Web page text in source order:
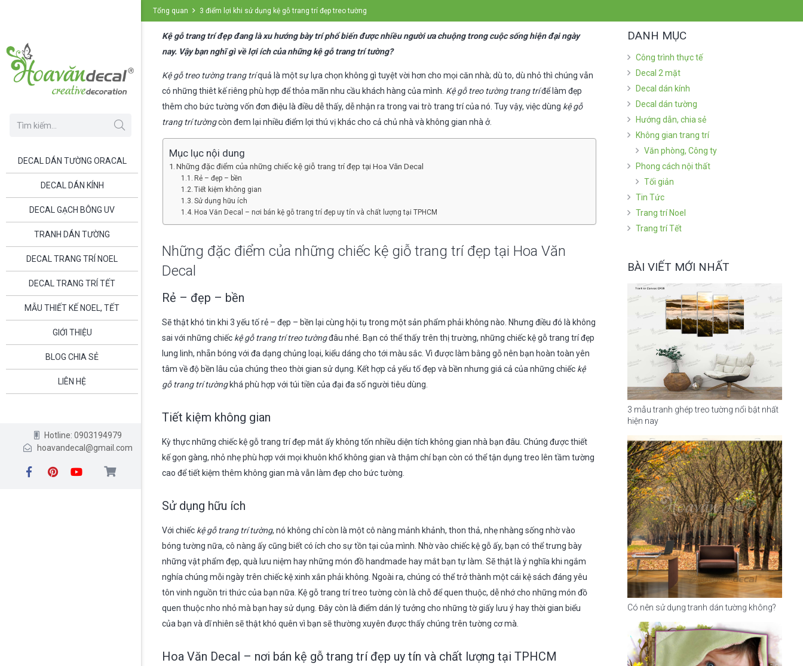
DECAL DÁN TƯỜNG ORACAL
DECAL DÁN KÍNH
DECAL GẠCH BÔNG UV
TRANH DÁN TƯỜNG
DECAL TRANG TRÍ NOEL
DECAL TRANG TRÍ TẾT
MẪU THIẾT KẾ NOEL, TẾT
GIỚI THIỆU
BLOG CHIA SẺ
LIÊN HỆ
Hotline: 0903194979
hoavandecal@gmail.com
Tổng quan 3 điểm lợi khi sử dụng kệ gỗ trang trí đẹp treo tường
Kệ gỗ trang trí đẹp đang là xu hướng bày trí phổ biến được nhiều người ưa chuộng trong cuộc sống hiện đại ngày
nay. Vậy bạn nghĩ gì về lợi ích của những kệ gỗ trang trí tường?
Kệ gỗ treo tường trang tríquả là một sự lựa chọn không gì tuyệt vời hơn cho mọi căn nhà; dù to, dù nhỏ thì chúng vẫn
có những thiêt kế riêng phù hợp để thỏa mãn nhu cầu khách hàng của mình. Kệ gỗ treo tường trang tríđể làm đẹp
thêm cho bức tường vốn đơn điệu là điều dễ thấy, dễ nhận ra trong vai trò trang trí của nó. Tuy vậy, việc dùng kệ gỗ
trang trí tườngcòn đem lại nhiều điểm lợi thú vị khác cho cả chủ nhà và không gian nhà ở.
Mục lục nội dung
Những đặc điểm của những chiếc kệ giỗ trang trí đẹp tại Hoa Văn Decal
Rẻ – đẹp – bền
Tiết kiệm không gian
Sử dụng hữu ích
Hoa Văn Decal – nơi bán kệ gỗ trang trí đẹp uy tín và chất lượng tại TPHCM
Những đặc điểm của những chiếc kệ giỗ trang trí đẹp tại Hoa Văn
Decal
Rẻ – đẹp – bền
Sẽ thật khó tin khi 3 yếu tố rẻ – đẹp – bền lại cùng hội tụ trong một sản phẩm phải không nào. Nhưng điều đó là không
sai với những chiếc kệ gỗ trang trí treo tườngđâu nhé. Bạn có thể thấy trên thị trường, những chiếc kệ gỗ trang trí đẹp
lung linh, nhẵn bóng với đa dạng chủng loại, kiểu dáng cho tới màu sắc. Vì được làm bằng gỗ nên bạn hoàn toàn yên
tâm về độ bền lâu của chúng theo thời gian sử dụng. Kết hợp cả yếu tố đẹp và bền nhưng giá cả của những chiếc kệ
gỗ trang trí tườngkhá phù hợp với túi tiền của đại đa số người tiêu dùng.
Tiết kiệm không gian
Kỳ thực những chiếc kệ gỗ trang trí đẹp mắt ấy không tốn nhiều diện tích không gian nhà bạn đâu. Chúng được thiết
kế gọn gàng, nhỏ nhẹ phù hợp với mọi khuôn khổ không gian và thậm chí bạn còn có thể tận dụng treo lên tầm tường
cao để tiết kiệm thêm không gian mà vẫn làm đẹp cho bức tường.
Sử dụng hữu ích
Với chiếc kệ gỗ trang trí tường, nó không chỉ còn là một cô nàng mảnh khảnh, thon thả, nhẹ nhàng sống nhờ vào
bóng tường nữa, cô nàng ấy cũng biết có ích cho sự tồn tại của mình. Nhờ vào chiếc kệ gỗ ấy, bạn có thể trưng bày
những vật phẩm đẹp, quà lưu niệm hay những món đồ handmade hay mắt bạn tự làm. Sẽ thật là ý nghĩa khi ngắm
nghía chúng mỗi ngày trên chiếc kệ xinh xắn phải không. Ngoài ra, chúng có thể trở thành một cái kệ sách đáng yêu
tôn vinh nguồn tri thức của bạn nữa. Kệ gỗ trang trí treo tường còn là chỗ để quen thuộc, dễ nhớ cho những món đồ
quen thuộc nho nhỏ mà bạn hay sử dụng. Đây còn là điểm dán lý tưởng cho những tờ giấy lưu ý hay thời gian biểu
của bạn và dĩ nhiên sẽ thật khó quên vì bạn sẽ thường xuyên được thấy chúng trên tường cơ mà.
Hoa Văn Decal – nơi bán kệ gỗ trang trí đẹp uy tín và chất lượng tại TPHCM
DANH MỤC
Công trình thực tế
Decal 2 mặt
Decal dán kính
Decal dán tường
Hướng dẫn, chia sẻ
Không gian trang trí
Văn phòng, Công ty
Phong cách nội thất
Tối giản
Tin Tức
Trang trí Noel
Trang trí Tết
BÀI VIẾT MỚI NHẤT
3 mẫu tranh ghép treo tường nổi bật nhất
hiện nay
Có nên sử dụng tranh dán tường không?